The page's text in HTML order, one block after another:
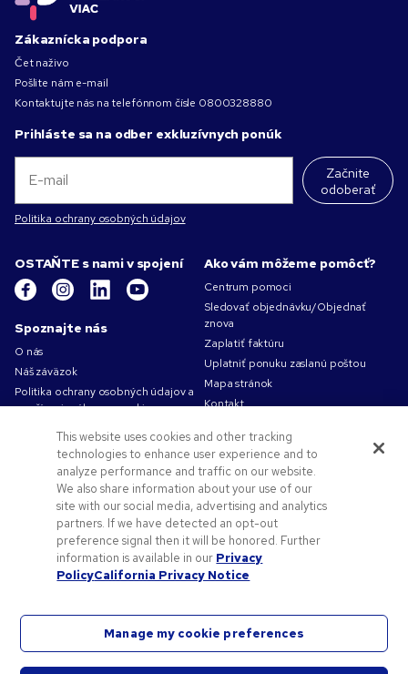
Zákaznícka podpora
Čet naživo
Pošlite nám e-mail
Kontaktujte nás na telefónnom čísle 0800328880
Prihláste sa na odber exkluzívnych ponúk
Začnite
odoberať
Politika ochrany osobných údajov
OSTAŇTE s nami v spojení
Spoznajte nás
O nás
Náš záväzok
Politika ochrany osobných údajov a
používania súborov cookie
Podmienky používania
Obchodné podmienky
Kariéra v Pens.com
Ako vám môžeme pomôcť?
Reklamné predmety
Zľavové kódy a kupóny
Pomoc s logom
Ako vám môžeme pomôcť?
Centrum pomoci
Sledovať objednávku/Objednať
znova
Zaplatiť faktúru
Uplatniť ponuku zaslanú poštou
Mapa stránok
Kontakt
©2026National Pen Company. Všetky práva vyhradené. Pens.com a príslušné logo sú
This website uses cookies and other tracking
technologies to enhance user experience and to
analyze performance and traffic on our website.
We also share information about your use of our
site with our social media, advertising and analytics
partners. If we have detected an opt-out
preference signal then it will be honored. Further
information is available in our Privacy
PolicyCalifornia Privacy Notice
Manage my cookie preferences